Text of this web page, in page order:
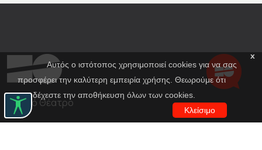
x
Αυτός ο ιστότοπος χρησιμοποιεί cookies για να σας
προσφέρει την καλύτερη εμπειρία χρήσης. Θεωρούμε ότι
αποδέχεστε την αποθήκευση όλων των cookies.
Κλείσιμο
Εθνικό Θέατρο
Αγίου Κωνσταντίνου 22-24